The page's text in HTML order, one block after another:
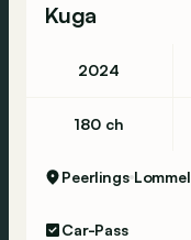
Kuga
2024
180 ch
Peerlings Lommel
Car-Pass